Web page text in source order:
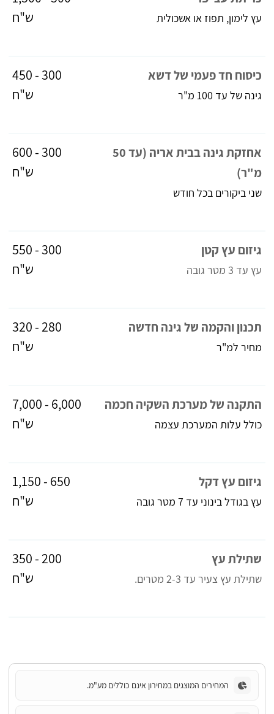
עץ לימון, תפוז או אשכולית
ש"ח
כיסוח חד פעמי של דשא
גינה של עד 100 מ"ר
300 - 450
ש"ח
אחזקת גינה בבית אריה (עד 50
מ"ר)
שני ביקורים בכל חודש
300 - 600
ש"ח
גיזום עץ קטן
עץ עד 3 מטר גובה
300 - 550
ש"ח
תכנון והקמה של גינה חדשה
מחיר למ"ר
280 - 320
ש"ח
התקנה של מערכת השקיה חכמה
כולל עלות המערכת עצמה
6,000 - 7,000
ש"ח
גיזום עץ דקל
עץ בגודל בינוני עד 7 מטר גובה
650 - 1,150
ש"ח
שתילת עץ
שתילת עץ צעיר עד 2-3 מטרים.
200 - 350
ש"ח
המחירים המוצגים במחירון אינם כוללים מע"מ.